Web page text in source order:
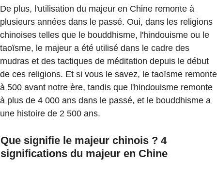
De plus, l'utilisation du majeur en Chine remonte à
plusieurs années dans le passé. Oui, dans les religions
chinoises telles que le bouddhisme, l'hindouisme ou le
taoïsme, le majeur a été utilisé dans le cadre des
mudras et des tactiques de méditation depuis le début
de ces religions. Et si vous le savez, le taoïsme remonte
à 500 avant notre ère, tandis que l'hindouisme remonte
à plus de 4 000 ans dans le passé, et le bouddhisme a
une histoire de 2 500 ans.
Que signifie le majeur chinois ? 4
significations du majeur en Chine